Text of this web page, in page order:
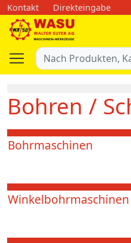
Kontakt Direkteingabe
Bohren /
Bohrmaschinen
Winkelbohrmaschinen